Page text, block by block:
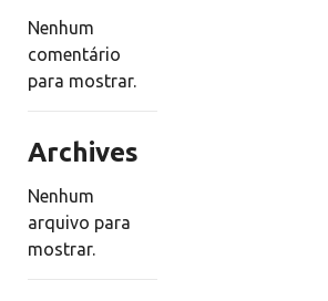
Nenhum
comentário
para mostrar.
Archives
Nenhum
arquivo para
mostrar.